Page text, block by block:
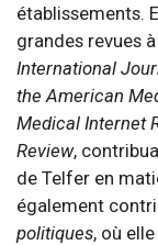
établissements.
grandes revues
International
the American
Medical Internet
Review,
de Telfer en
également
politiques, où